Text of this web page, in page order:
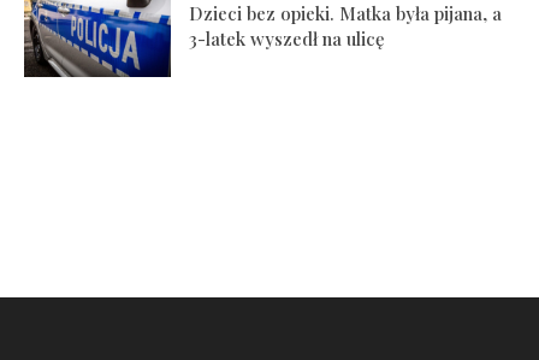
Dzieci bez opieki. Matka była pijana, a
3-latek wyszedł na ulicę